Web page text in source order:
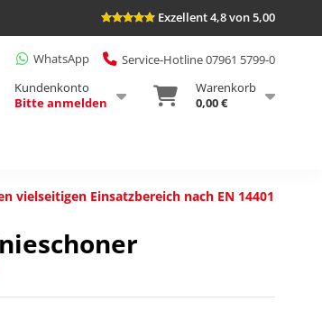
Exzellent 4,8 von 5,00
WhatsApp
Service-Hotline 07961 5799-0
Kundenkonto
Bitte anmelden
Warenkorb
0,00 €
vielseitigen Einsatzbereich nach EN 14401